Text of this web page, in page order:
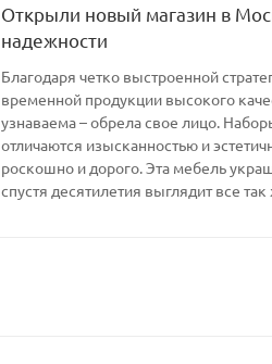
Открыли новый магазин в
надежности
Благодаря четко выстроенной
временной продукции высокого
узнаваема – обрела свое лицо.
отличаются изысканностью и
роскошно и дорого. Эта мебель
спустя десятилетия выглядит все